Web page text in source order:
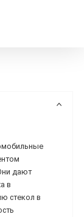
дают
в
стекол в